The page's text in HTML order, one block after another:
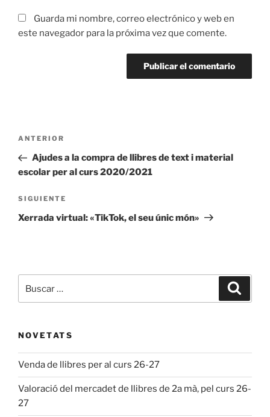
Guarda mi nombre, correo electrónico y web en
este navegador para la próxima vez que comente.
Navegación
entradas
Entrada
anterior:
ANTERIOR
Ajudes a la compra de llibres de text i material
escolar per al curs 2020/2021
Siguiente
entrada
SIGUIENTE
Xerrada virtual: «TikTok, el seu únic món»
por:
NOVETATS
Venda de llibres per al curs 26-27
Valoració del mercadet de llibres de 2a mà, pel curs 26-
27